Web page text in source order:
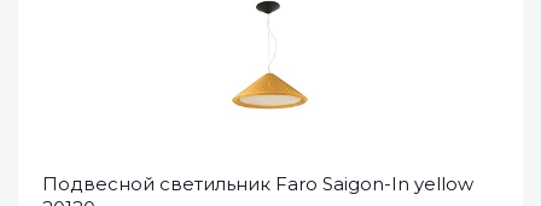
Подвесной светильник Faro Saigon-In yellow